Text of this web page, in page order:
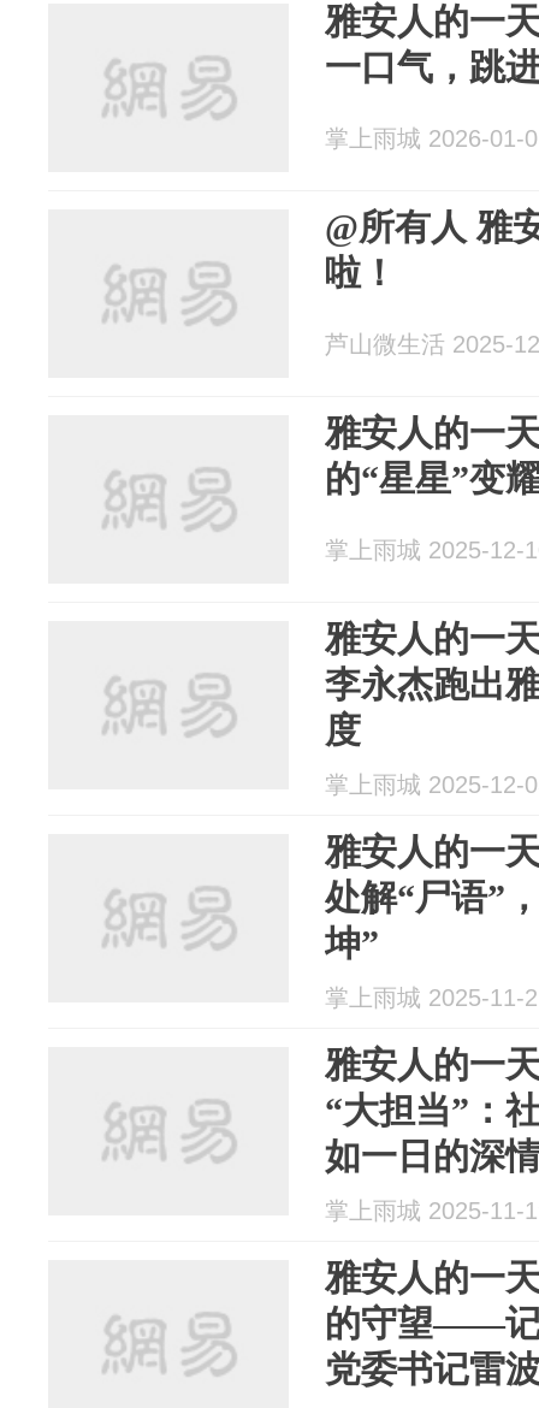
雅安人的一
一口气，跳
掌上雨城 2026-01-
@所有人 雅
啦！
芦山微生活 2025-
雅安人的一
的“星星”变
掌上雨城 2025-12-
雅安人的一
李永杰跑出
度
掌上雨城 2025-12-
雅安人的一
处解“尸语”
坤”
掌上雨城 2025-11-
雅安人的一
“大担当”：
如一日的深
掌上雨城 2025-11-
雅安人的一
的守望——记
党委书记雷